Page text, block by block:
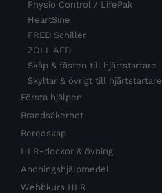
Physio Control / LifePak
HeartSine
FRED Schiller
ZOLL AED
Skåp & fästen till hjärtstartare
Skyltar & övrigt till hjärtstartare
Första hjälpen
Brandsäkerhet
Beredskap
HLR-dockor & övning
Andningshjälpmedel
Webbkurs HLR